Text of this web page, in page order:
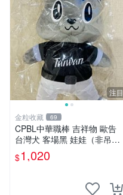
注目
金粒收藏 69
CPBL中華職棒 吉祥物 歐告
台灣犬 客場黑 娃娃（非吊
飾）
$1,020